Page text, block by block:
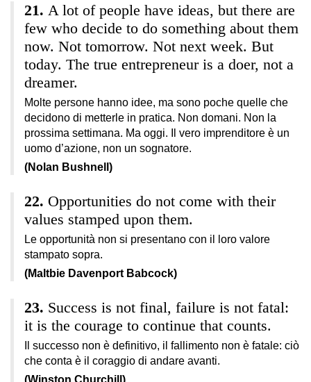
A lot of people have ideas, but there are
few who decide to do something about them
now. Not tomorrow. Not next week. But
today. The true entrepreneur is a doer, not a
dreamer.
Molte persone hanno idee, ma sono poche quelle che
decidono di metterle in pratica. Non domani. Non la
prossima settimana. Ma oggi. Il vero imprenditore è un
uomo d’azione, non un sognatore.
(Nolan Bushnell)
Opportunities do not come with their
values stamped upon them.
Le opportunità non si presentano con il loro valore
stampato sopra.
(Maltbie Davenport Babcock)
Success is not final, failure is not fatal:
it is the courage to continue that counts.
Il successo non è definitivo, il fallimento non è fatale: ciò
che conta è il coraggio di andare avanti.
(Winston Churchill)